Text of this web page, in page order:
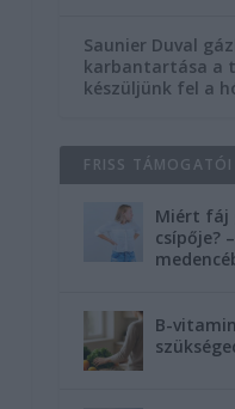
Saunier Duval
karbantartása a
készüljünk fel a
FRISS
Miért fáj
csípője?
B-